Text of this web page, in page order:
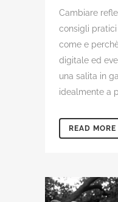
Cambiare
consigli
come e
digitale ed
una salita in
idealmente a
READ MORE